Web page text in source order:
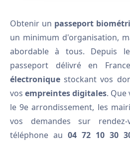
Obtenir un passeport
un minimum d'organisation,
abordable à tous. Depuis
passeport délivré en
électronique stockant vos
vos empreintes digitales. Que
le 9e arrondissement, les
vos demandes sur
téléphone au 04 72 10 30